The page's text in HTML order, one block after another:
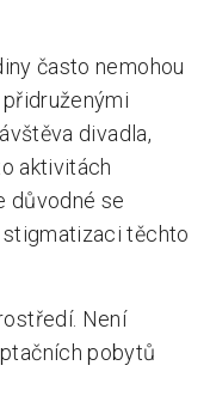
často nemohou
divadla,
aktivitách
důvodné se
těchto
Není
pobytů